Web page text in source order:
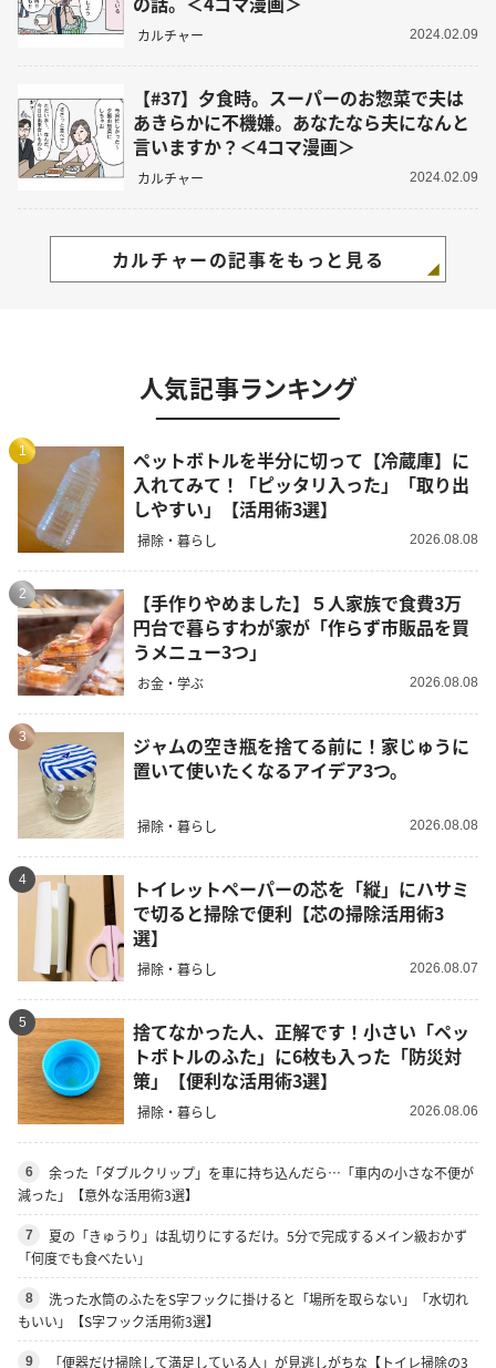
カルチャー 2024.02.09
【#37】夕食時。スーパーのお惣菜で夫は
あきらかに不機嫌。あなたなら夫になんと
言いますか？＜4コマ漫画＞
カルチャー 2024.02.09
カルチャーの記事をもっと見る
人気記事ランキング
1
ペットボトルを半分に切って【冷蔵庫】に
入れてみて！「ピッタリ入った」「取り出
しやすい」【活用術3選】
掃除・暮らし 2026.08.08
2
【手作りやめました】５人家族で食費3万
円台で暮らすわが家が「作らず市販品を買
うメニュー3つ」
お金・学ぶ 2026.08.08
3
ジャムの空き瓶を捨てる前に！家じゅうに
置いて使いたくなるアイデア3つ。
掃除・暮らし 2026.08.08
4
トイレットペーパーの芯を「縦」にハサミ
で切ると掃除で便利【芯の掃除活用術3
選】
掃除・暮らし 2026.08.07
5
捨てなかった人、正解です！小さい「ペッ
トボトルのふた」に6枚も入った「防災対
策」【便利な活用術3選】
掃除・暮らし 2026.08.06
6
余った「ダブルクリップ」を車に持ち込んだら…「車内の小さな不便が
減った」【意外な活用術3選】
7
夏の「きゅうり」は乱切りにするだけ。5分で完成するメイン級おかず
「何度でも食べたい」
8
洗った水筒のふたをS字フックに掛けると「場所を取らない」「水切れ
もいい」【S字フック活用術3選】
9
「便器だけ掃除して満足している人」が見逃しがちな【トイレ掃除の3